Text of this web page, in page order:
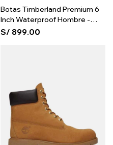
Botas Timberland Premium 6
Inch Waterproof Hombre -
Wheat
S/ 899.00